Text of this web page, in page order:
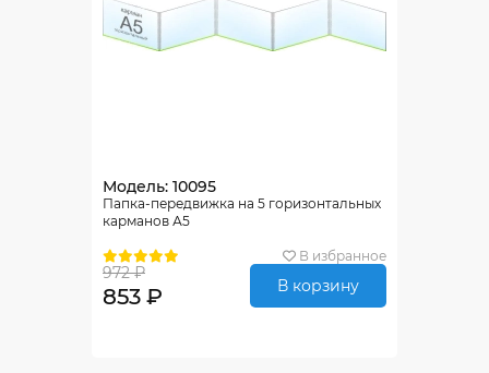
Модель: 10095
Папка-передвижка на 5 горизонтальных
карманов А5
В избранное
972 ₽
853 ₽ В корзину